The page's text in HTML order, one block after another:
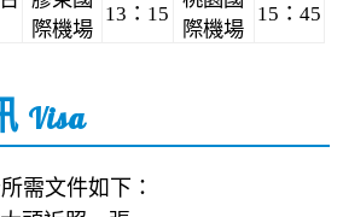
際機場
13 ： 15
際機場
15 ： 45
Visa
所需文件如下：